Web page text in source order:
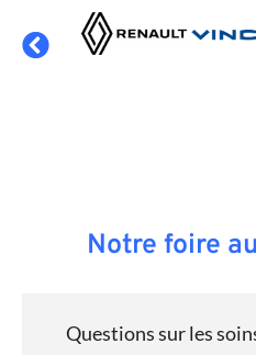
Notre foire
Questions sur les